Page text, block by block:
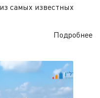
самых известных
Подробнее